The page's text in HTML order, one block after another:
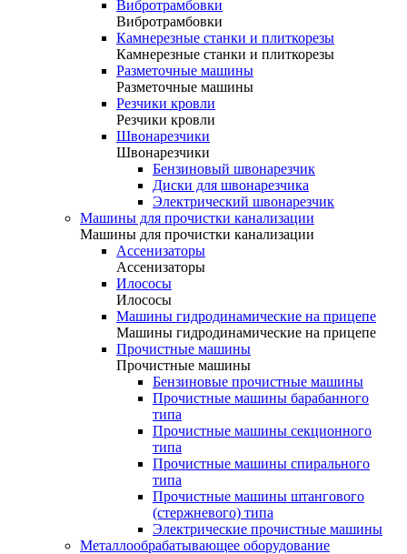
Вибротрамбовки
Вибротрамбовки
Камнерезные станки и плиткорезы
Камнерезные станки и плиткорезы
Разметочные машины
Разметочные машины
Резчики кровли
Резчики кровли
Швонарезчики
Швонарезчики
Бензиновый швонарезчик
Диски для швонарезчика
Электрический швонарезчик
Машины для прочистки канализации
Машины для прочистки канализации
Ассенизаторы
Ассенизаторы
Илососы
Илососы
Машины гидродинамические на прицепе
Машины гидродинамические на прицепе
Прочистные машины
Прочистные машины
Бензиновые прочистные машины
Прочистные машины барабанного
типа
Прочистные машины секционного
типа
Прочистные машины спирального
типа
Прочистные машины штангового
(стержневого) типа
Электрические прочистные машины
Металлообрабатывающее оборудование